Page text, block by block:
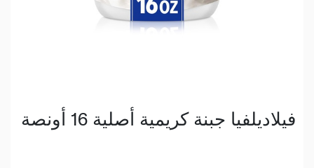
فيلاديلفيا جبنة كريمية أصلية 16 أونصة